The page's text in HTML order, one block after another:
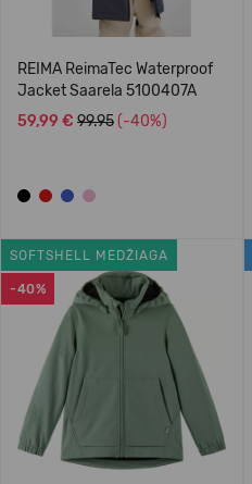
REIMA ReimaTec Waterproof
Jacket Saarela 5100407A
59,99 € 99.95 (-40%)
-40%
SOFTSHELL MEDŽIAGA